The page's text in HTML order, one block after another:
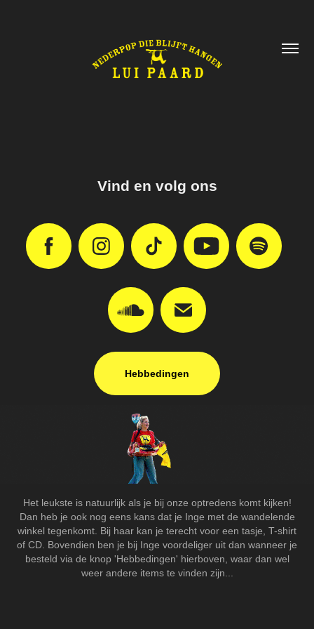
Vind en volg ons
Hebbedingen
Het leukste is natuurlijk als je bij onze optredens komt kijken!
Dan heb je ook nog eens kans dat je Inge met de wandelende
winkel tegenkomt. Bij haar kan je terecht voor een tasje, T-shirt
of CD. Bovendien ben je bij Inge voordeliger uit dan wanneer je
besteld via de knop 'Hebbedingen' hierboven, waar dan wel
weer andere items te vinden zijn...